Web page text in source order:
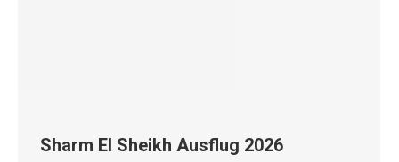
Sharm El Sheikh Ausflug 2026